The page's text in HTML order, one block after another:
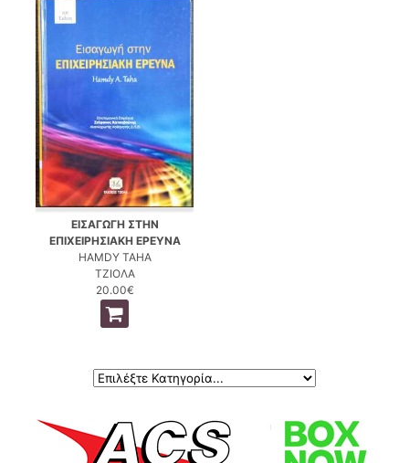
ΕΙΣΑΓΩΓΗ ΣΤΗΝ
ΕΠΙΧΕΙΡΗΣΙΑΚΗ ΕΡΕΥΝΑ
HAMDY TAHA
ΤΖΙΟΛΑ
20.00€